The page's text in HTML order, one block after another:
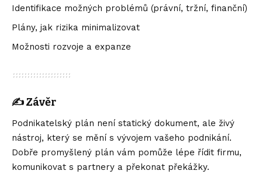
Identifikace možných problémů (právní, tržní, finanční)
Plány, jak rizika minimalizovat
Možnosti rozvoje a expanze
✍️ Závěr
Podnikatelský plán není statický dokument, ale živý
nástroj, který se mění s vývojem vašeho podnikání.
Dobře promyšlený plán vám pomůže lépe řídit firmu,
komunikovat s partnery a překonat překážky.